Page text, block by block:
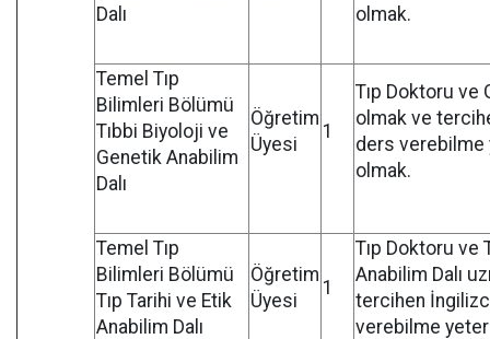
Dalı
olmak.
Temel Tıp
Bilimleri Bölümü
Tıbbi Biyoloji ve
Genetik Anabilim
Dalı
Öğretim
Üyesi
1
Tıp Doktoru ve
olmak ve
ders verebilme
olmak.
Temel Tıp
Bilimleri Bölümü
Tıp Tarihi ve Etik
Anabilim Dalı
Öğretim
Üyesi
1
Tıp Doktoru ve
Anabilim Dalı
tercihen
verebilme